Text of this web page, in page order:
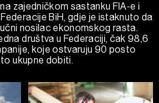
zajedničkom sastanku FIA-e i
BiH, gdje je istaknuto da
nosilac ekonomskog rasta.
društva u Federaciji, čak 98,6
koje ostvaruju 90 posto
ukupne dobiti.